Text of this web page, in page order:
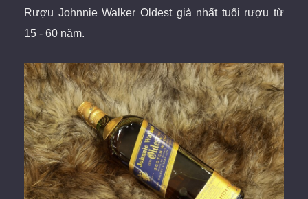
Rượu Johnnie Walker Oldest già nhất tuổi rượu từ
15 - 60 năm.